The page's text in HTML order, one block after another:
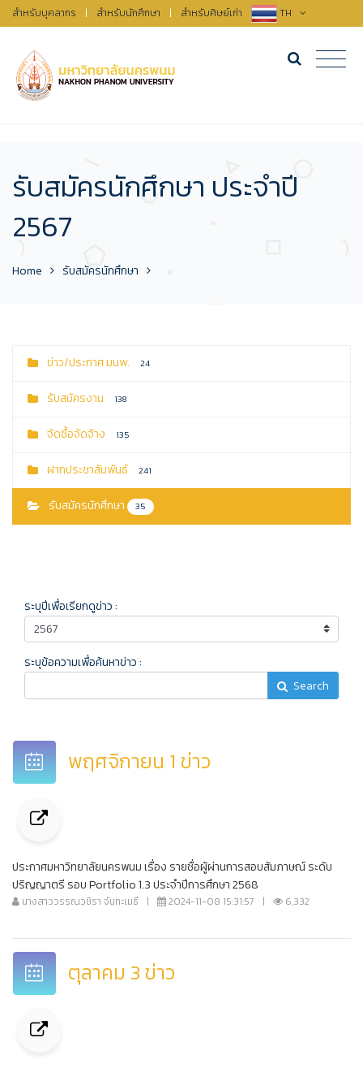
สำหรับบุคลากร | สำหรับนักศึกษา | สำหรับศิษย์เก่า TH
รับสมัครนักศึกษา ประจำปี
2567
Home รับสมัครนักศึกษา
ข่าว/ประกาศ มนพ. 24
รับสมัครงาน 138
จัดซื้อจัดจ้าง 135
ฝากประชาสัมพันธ์ 241
รับสมัครนักศึกษา 35
ระบุปีเพื่อเรียกดูข่าว :
ระบุข้อความเพื่อค้นหาข่าว :
Search
พฤศจิกายน 1 ข่าว
ประกาศมหาวิทยาลัยนครพนม เรื่อง รายชื่อผู้ผ่านการสอบสัมภาษณ์ ระดับ
ปริญญาตรี รอบ Portfolio 1.3 ประจำปีการศึกษา 2568
นางสาววรรณวชิรา จันทะเมธี | 2024-11-08 15:31:57 | 6,332
ตุลาคม 3 ข่าว